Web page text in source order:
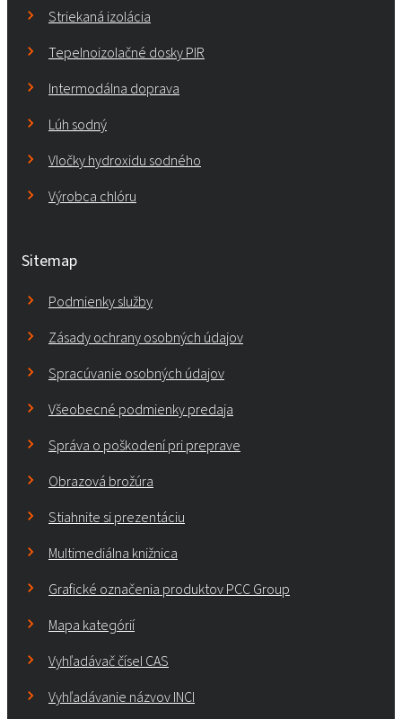
Striekaná izolácia
Tepelnoizolačné dosky PIR
Intermodálna doprava
Lúh sodný
Vločky hydroxidu sodného
Výrobca chlóru
Sitemap
Podmienky služby
Zásady ochrany osobných údajov
Spracúvanie osobných údajov
Všeobecné podmienky predaja
Správa o poškodení pri preprave
Obrazová brožúra
Stiahnite si prezentáciu
Multimediálna knižnica
Grafické označenia produktov PCC Group
Mapa kategórií
Vyhľadávač čísel CAS
Vyhľadávanie názvov INCI